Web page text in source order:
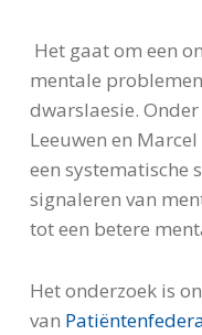
Het gaat om een
mentale
dwarslaesie.
Leeuwen en
een systematische
signaleren van
tot een betere
Het onderzoek is
van